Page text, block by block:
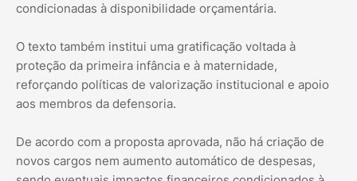
condicionadas à disponibilidade orçamentária.
O texto também institui uma gratificação voltada à
proteção da primeira infância e à maternidade,
reforçando políticas de valorização institucional e apoio
aos membros da defensoria.
De acordo com a proposta aprovada, não há criação de
novos cargos nem aumento automático de despesas,